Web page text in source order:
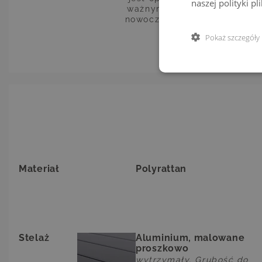
ważnym elementem
nowoczesnych, a
Materiał Polyrattan
Stelaż
Aluminium, malowane
proszkowo
wytrzymały, Grubość do
naszej polityki
Pokaż szczegóły